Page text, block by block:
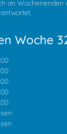
an Wochenenden
Woche